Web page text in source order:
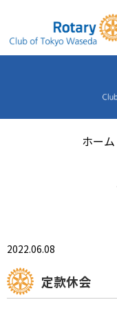
ホーム
2022.06.08
定款休会